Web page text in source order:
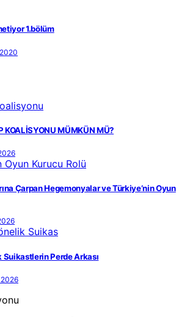
1.bölüm
KOALİSYONU MÜMKÜN MÜ?
Çarpan Hegemonyalar ve Türkiye’nin Oyun
Suikastlerin Perde Arkası